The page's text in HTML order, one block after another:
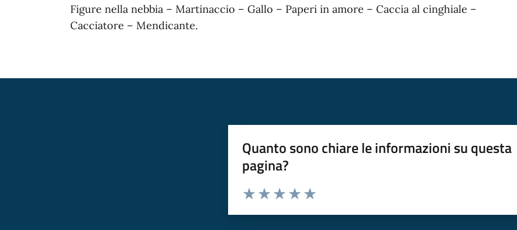
Figure nella nebbia – Martinaccio – Gallo – Paperi in amore – Caccia al cinghiale –
Cacciatore – Mendicante.
Quanto sono chiare le informazioni su questa
pagina?
Valuta da 1 a 5 stelle la pagina